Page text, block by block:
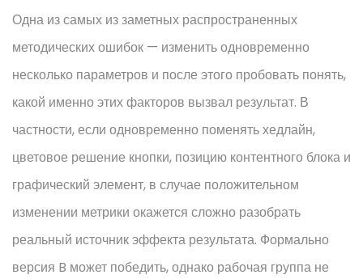
Одна из самых из заметных распространенных
методических ошибок — изменить одновременно
несколько параметров и после этого пробовать понять,
какой именно этих факторов вызвал результат. В
частности, если одновременно поменять хедлайн,
цветовое решение кнопки, позицию контентного блока и
графический элемент, в случае положительном
изменении метрики окажется сложно разобрать
реальный источник эффекта результата. Формально
версия B может победить, однако рабочая группа не